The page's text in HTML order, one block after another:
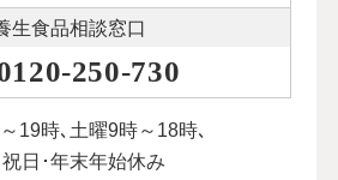
生食品相談窓口
250-730
19時､土曜9時～18時､
祝日･年末年始休み